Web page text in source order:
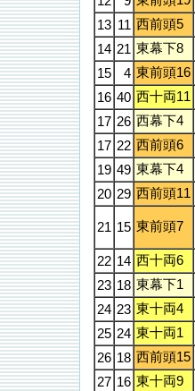
13 11 西前頭5
14 21 東幕下8
15
4 東前頭16
16 40 西十両11
17 26 西幕下4
17 22 西前頭6
19 49 東幕下4
20 29 西前頭11
21 15 東前頭7
22 14 西十両6
23 18 東幕下1
24 23 東十両4
25 24 東十両1
26 18 西前頭15
27 16 東十両9